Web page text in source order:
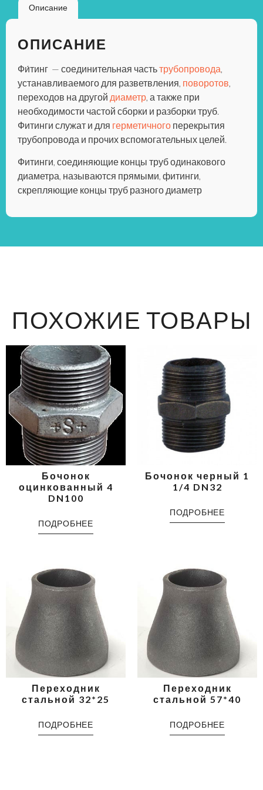
Описание
ОПИСАНИЕ
Фи́тинг — соединительная частьтрубопровода
устанавливаемого для разветвления, поворотов
переходов на другой диаметр , а также при
необходимости частой сборки и разборки труб.
Фитинги служат и для герметичного перекрытия
трубопровода и прочих вспомогательных целей.
Фитинги, соединяющие концы труб одинакового
диаметра, называются прямыми, фитинги,
скрепляющие концы труб разного диаметр
ПОХОЖИЕ ТОВАРЫ
Бочонок
оцинкованный 4
DN100
ПОДРОБНЕЕ
Бочонок черный 1
1/4 DN32
ПОДРОБНЕЕ
Переходник
стальной 32*25
ПОДРОБНЕЕ
Переходник
стальной 57*40
ПОДРОБНЕЕ